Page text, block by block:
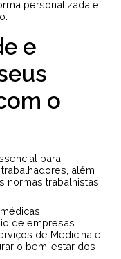
personalizada e
e
o
para
além
normas trabalhistas
de empresas
de Medicina e
o bem-estar dos